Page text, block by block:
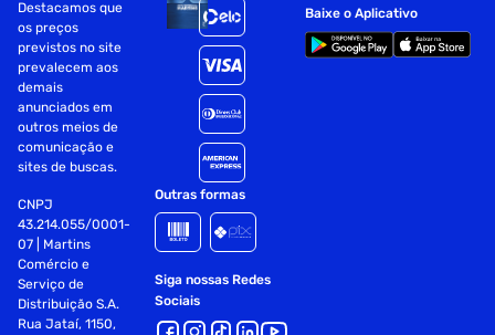
Destacamos que
os preços
previstos no site
prevalecem aos
demais
anunciados em
outros meios de
comunicação e
sites de buscas.
CNPJ
43.214.055/0001-
07 | Martins
Comércio e
Serviço de
Distribuição S.A.
Rua Jataí, 1150,
Outras formas
Siga nossas Redes
Sociais
Baixe o Aplicativo